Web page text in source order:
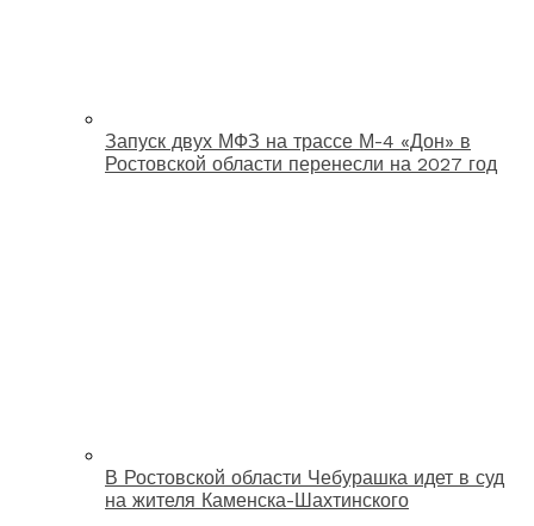
Запуск двух МФЗ на трассе М-4 «Дон» в
Ростовской области перенесли на 2027 год
В Ростовской области Чебурашка идет в суд
на жителя Каменска-Шахтинского